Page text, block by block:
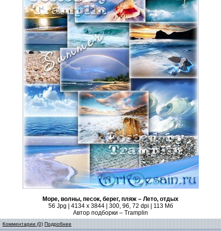
Море, волны, песок, берег, пляж – Лето, отдых
56 Jpg | 4134 x 3844 | 300, 96, 72 dpi | 113 Мб
Автор подборки – Tramplin
Комментарии (0) Подробнее